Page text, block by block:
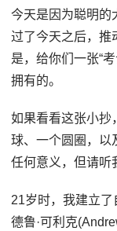
今天是因为聪明的
过了今天之后，推
是，给你们一张“
拥有的。
如果看看这张小抄
球、一个圆圈，以
任何意义，但请听
21岁时，我建立
德鲁·可利克